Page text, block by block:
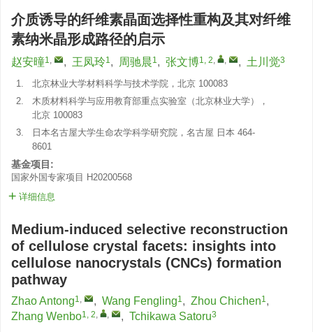
介质诱导的纤维素晶面选择性重构及其对纤维
素纳米晶形成路径的启示
赵安曈1, , 王凤玲1, 周驰晨1, 张文博1, 2, , , 土川觉3
1.
北京林业大学材料科学与技术学院，北京 100083
2.
木质材料科学与应用教育部重点实验室（北京林业大学），
北京 100083
3.
日本名古屋大学生命农学科学研究院，名古屋 日本 464-
8601
基金项目:
国家外国专家项目 H20200568
详细信息
Medium-induced selective reconstruction
of cellulose crystal facets: insights into
cellulose nanocrystals (CNCs) formation
pathway
Zhao Antong1, , Wang Fengling1, Zhou Chichen1,
Zhang Wenbo1, 2, , , Tchikawa Satoru3